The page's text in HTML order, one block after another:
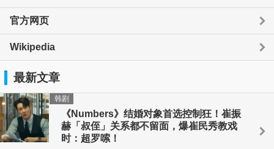
官方网页
Wikipedia
最新文章
《Numbers》结婚对象首选控制狂！崔振
赫「叔侄」关系都不留面，爆崔民秀教戏
时：超罗嗦！
韩剧